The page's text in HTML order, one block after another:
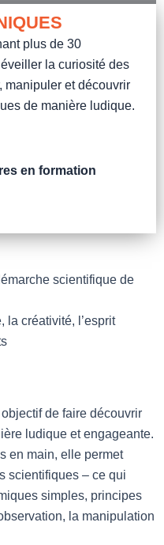
plus de 30
la curiosité des
manipuler et découvrir
de manière ludique.
en formation
scientifique de
la créativité, l’esprit
de faire découvrir
ludique et engageante.
en main, elle permet
scientifiques – ce qui
simples, principes
la manipulation